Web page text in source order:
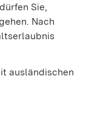
Sie,
Nach
ausländischen